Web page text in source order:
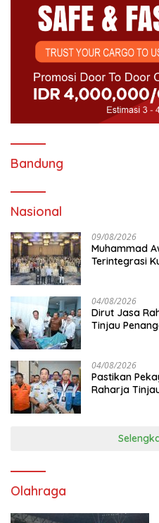
Bandung
Nasional
09/08/2026
Muhammad
Terintegrasi
04/08/2026
Dirut Jasa
Tinjau
04/08/2026
Pastikan
Raharja
Olahraga